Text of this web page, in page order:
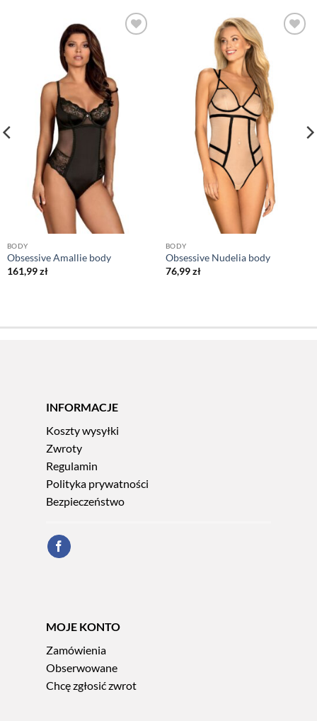
BODY
Obsessive Amallie body
161,99zł
BODY
Obsessive Nudelia body
76,99zł
INFORMACJE
Koszty wysyłki
Zwroty
Regulamin
Polityka prywatności
Bezpieczeństwo
MOJE KONTO
Zamówienia
Obserwowane
Chcę zgłosić zwrot